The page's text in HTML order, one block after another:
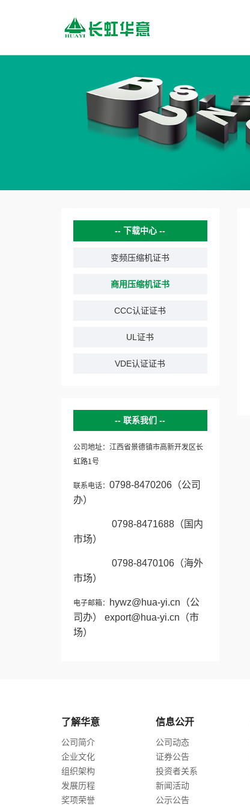
下载中心
变频压缩机证书
商用压缩机证书
CCC认证证书
UL证书
VDE认证证书
联系我们
公司地址：江西省景德镇市高新开发区长
虹路1号
联系电话： 0798-8470206（公司
办）
0798-8471688（国内
市场）
0798-8470106 （海外
市场）
电子邮箱： hywz@hua-yi.cn （公
司办）
export@hua-yi.cn （市
场）
了解华意
公司简介
企业文化
组织架构
发展历程
奖项荣誉
信息公开
公司动态
证券公告
投资者关系
新闻活动
公示公告